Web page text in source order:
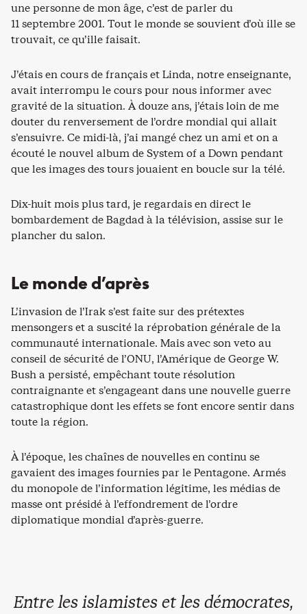
une personne de mon âge, c’est de parler du
11 septembre 2001. Tout le monde se souvient d’où ille se
trouvait, ce qu’ille faisait.
J’étais en cours de français et Linda, notre enseignante,
avait interrompu le cours pour nous informer avec
gravité de la situation. À douze ans, j’étais loin de me
douter du renversement de l’ordre mondial qui allait
s’ensuivre. Ce midi-là, j’ai mangé chez un ami et on a
écouté le nouvel album de System of a Down pendant
que les images des tours jouaient en boucle sur la télé.
Dix-huit mois plus tard, je regardais en direct le
bombardement de Bagdad à la télévision, assise sur le
plancher du salon.
Le monde d’après
L’invasion de l’Irak s’est faite sur des prétextes
mensongers et a suscité la réprobation générale de la
communauté internationale. Mais avec son veto au
conseil de sécurité de l’ONU, l’Amérique de George W.
Bush a persisté, empêchant toute résolution
contraignante et s’engageant dans une nouvelle guerre
catastrophique dont les effets se font encore sentir dans
toute la région.
À l’époque, les chaînes de nouvelles en continu se
gavaient des images fournies par le Pentagone. Armés
du monopole de l’information légitime, les médias de
masse ont présidé à l’effondrement de l’ordre
diplomatique mondial d’après-guerre.
Entre les islamistes et les démocrates,